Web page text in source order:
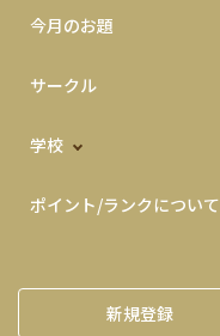
今月のお題
サークル
学校
ポイント/ランクについて
新規登録